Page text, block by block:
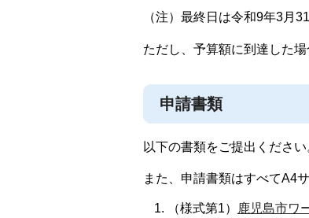
（注）最終日は令和9年3月
ただし、予算額に到達した
申請書類
以下の書類をご提出ください
また、申請書類はすべてA4
（様式第1） 鹿児島市ワ